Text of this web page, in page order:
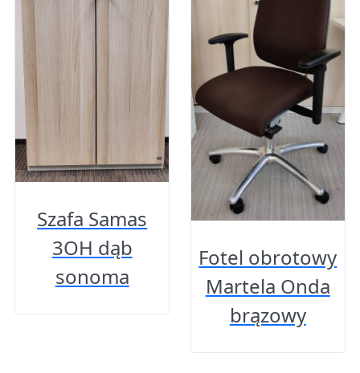
Szafa Samas
3OH dąb
sonoma
Fotel obrotowy
Martela Onda
brązowy